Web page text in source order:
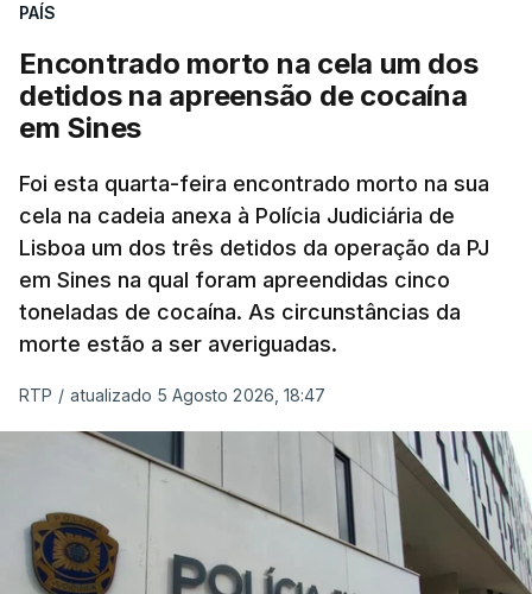
No domingo, estavam concluídos cerca de 50 por
cento dos mais de 20 mil pedidos de reapreciação,
mas Cristina Mota, porta-voz da Missão Escola
Pública, tem dúvidas de que o processo esteja
"Durante o fim de semana e nos últimos dias,
apercebamo-nos que ainda estão a ser
convocados professores para reapreciações"
disse a professora à agência Lusa."Será
praticamente impossível termos a totalidade
Segundo os docentes, o processo de reapreciação
está a enfrentar vários constrangimentos. Há
casos em que faltam os modelos preenchidos
pelos alunos com a alegação justificativa para o
pedido de reapreciação, ou os documentos que os
PAÍS
Encontrado morto na cela um dos
detidos na apreensão de cocaína
em Sines
Foi esta quarta-feira encontrado morto na sua
cela na cadeia anexa à Polícia Judiciária de
Lisboa um dos três detidos da operação da PJ
em Sines na qual foram apreendidas cinco
toneladas de cocaína. As circunstâncias da
morte estão a ser averiguadas.
RTP / atualizado 5 Agosto 2026, 18:47